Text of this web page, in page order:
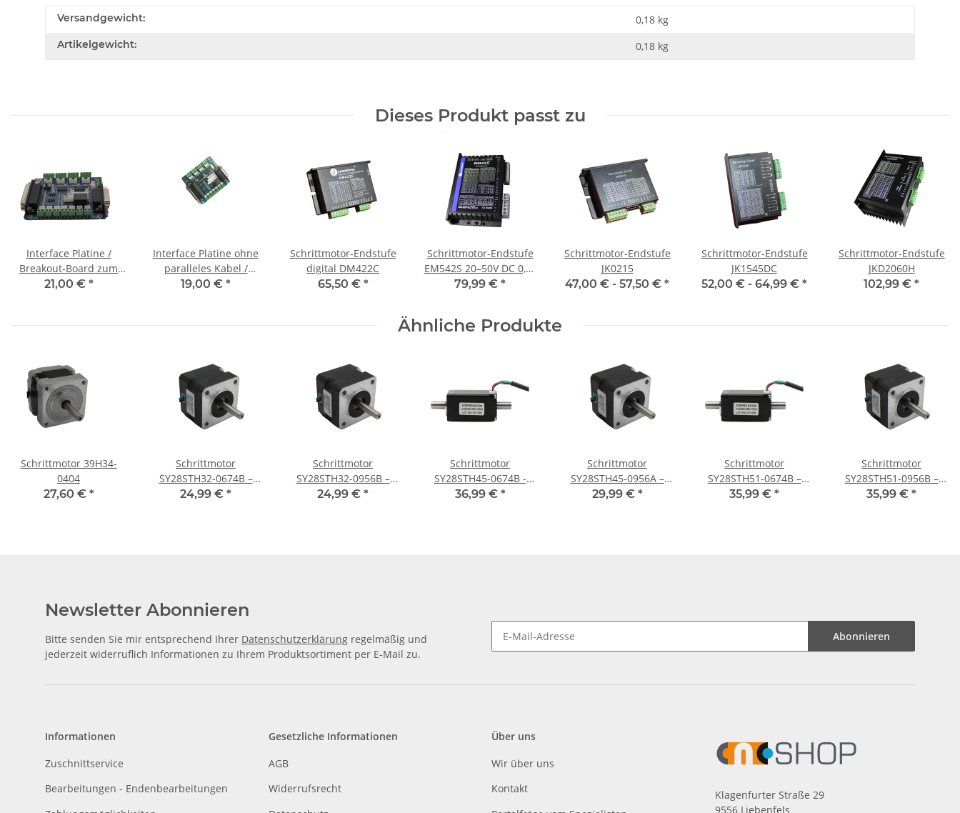
Versandgewicht: 0,18 kg
Artikelgewicht: 0,18 kg
Dieses Produkt passt zu
Interface Platine /
Breakout-Board zum
Anschluss an PC
21,00 € *
Interface Platine ohne
paralleles Kabel /
Breakout-Board zum
19,00 € *
Schrittmotor-Endstufe
digital DM422C
65,50 € *
Schrittmotor-Endstufe
EM542S 20–50V DC 0,5–
4,2A
79,99 € *
Schrittmotor-Endstufe
JK0215
47,00 € - 57,50 € *
Schrittmotor-Endstufe
JK1545DC
52,00 € - 64,99 € *
Schrittmotor-Endstufe
JKD2060H
102,99 € *
Ähnliche Produkte
Schrittmotor 39H34-
0404
27,60 € *
Schrittmotor
SY28STH32-0674B –
NEMA 11, 0,67A, 32 mm
24,99 € *
Schrittmotor
SY28STH32-0956B –
NEMA 11, 0,95A, 32 mm
24,99 € *
Schrittmotor
SY28STH45-0674B -
NEMA 11, 0,95A, 32 mm
36,99 € *
Schrittmotor
SY28STH45-0956A –
NEMA 11, 0,95A, 32 mm
29,99 € *
Schrittmotor
SY28STH51-0674B –
NEMA 11, 0,67A.
35,99 € *
Schrittmotor
SY28STH51-0956B –
NEMA 11, 0,95A, 50,5
35,99 € *
Newsletter Abonnieren
Bitte senden Sie mir entsprechend Ihrer Datenschutzerklärung regelmäßig und
jederzeit widerruflich Informationen zu Ihrem Produktsortiment per E-Mail zu.
Abonnieren
Informationen
Zuschnittservice
Bearbeitungen - Endenbearbeitungen
Gesetzliche Informationen
AGB
Widerrufsrecht
Über uns
Wir über uns
Kontakt
Klagenfurter Straße 29
9556 Liebenfels